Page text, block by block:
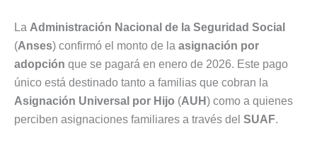
La Administración Nacional de la Seguridad Social
(Anses) confirmó el monto de la asignación por
adopción que se pagará en enero de 2026. Este pago
único está destinado tanto a familias que cobran la
Asignación Universal por Hijo (AUH ) como a quienes
perciben asignaciones familiares a través del SUAF.